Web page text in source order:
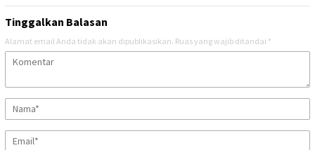
Tinggalkan Balasan
Alamat email Anda tidak akan dipublikasikan. Ruas yang wajib ditandai *